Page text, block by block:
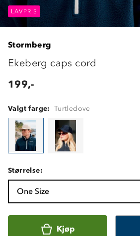
LAVPRIS
LAVPRIS
Stormberg
Ekeberg caps cord
199,-
Valgt farge: Turtledove
Størrelse:
One Size
Kjøp